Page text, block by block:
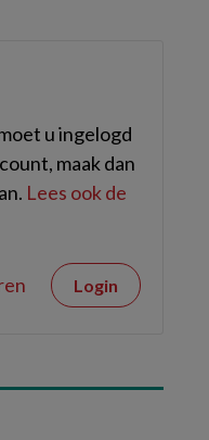
u ingelogd
maak dan
Lees ook de
Login